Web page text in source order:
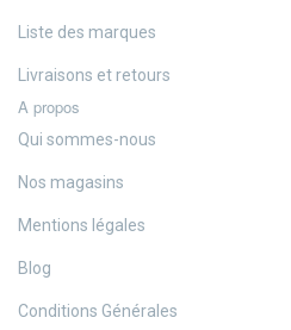
Liste des marques
Livraisons et retours
A propos
Qui sommes-nous
Nos magasins
Mentions légales
Blog
Conditions Générales